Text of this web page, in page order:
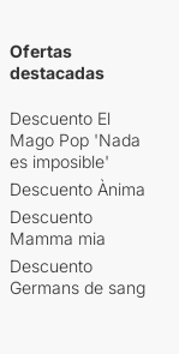
Ofertas
destacadas
Descuento El
Mago Pop 'Nada
es imposible'
Descuento Ànima
Descuento
Mamma mia
Descuento
Germans de sang